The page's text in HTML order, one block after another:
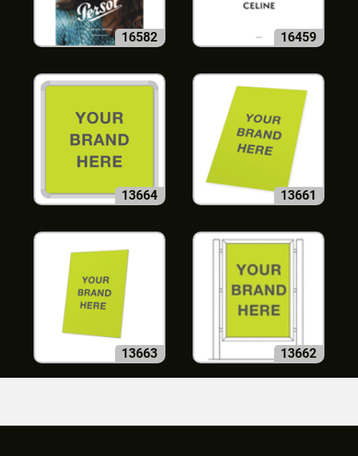
16582 16459
13664 13661
13663 13662